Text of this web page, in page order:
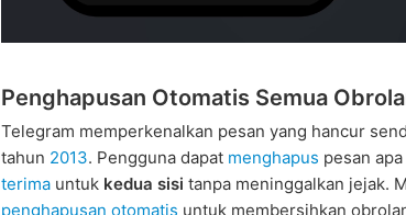
Penghapusan Otomatis Semua
Telegram memperkenalkan pesan yang hancur
tahun 2013. Pengguna dapat menghapus pesan
terima untuk kedua sisi tanpa meninggalkan jejak.
penghapusan otomatis untuk membersihkan